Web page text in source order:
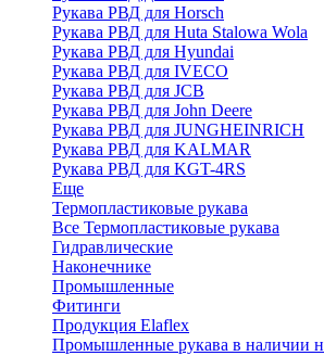
Рукава РВД для Horsch
Рукава РВД для Huta Stalowa Wola
Рукава РВД для Hyundai
Рукава РВД для IVECO
Рукава РВД для JCB
Рукава РВД для John Deere
Рукава РВД для JUNGHEINRICH
Рукава РВД для KALMAR
Рукава РВД для KGT-4RS
Еще
Термопластиковые рукава
Все Термопластиковые рукава
Гидравлические
Наконечнике
Промышленные
Фитинги
Продукция Elaflex
Промышленные рукава в наличии